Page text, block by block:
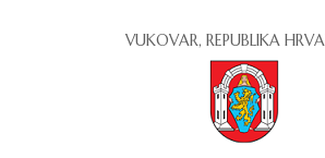
VUKOVAR, REPUBLIKA